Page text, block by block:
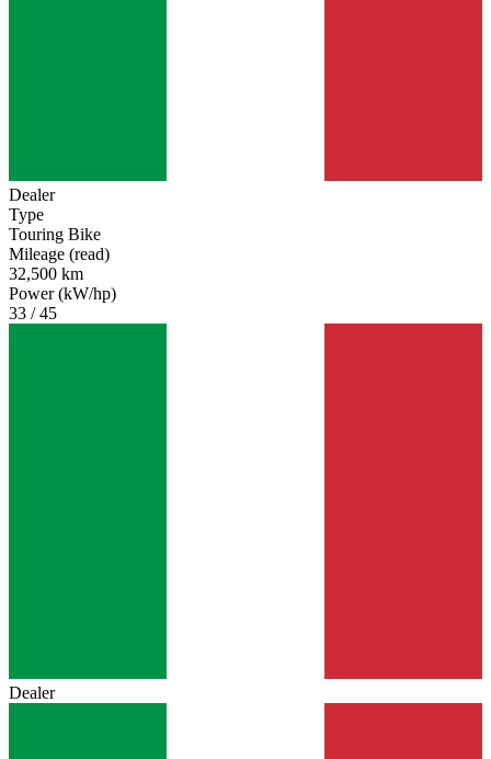
Dealer
Type
Touring Bike
Mileage (read)
32,500 km
Power (kW/hp)
33 / 45
Dealer